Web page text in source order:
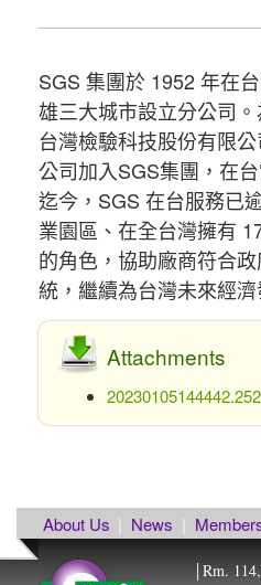
SGS 集團於 1952 年在
雄三大城市設立分公司
台灣檢驗科技股份有限
公司加入SGS集團，在
迄今，SGS 在台服務已
業園區、在全台灣擁有
的角色，協助廠商符合
統，繼續為台灣未來經濟
Attachments
About Us | News |
Rm.